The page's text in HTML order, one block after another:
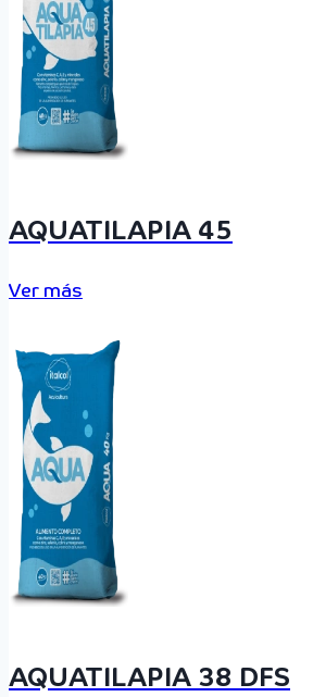
AQUATILAPIA 45
Ver más
AQUATILAPIA 38 DFS